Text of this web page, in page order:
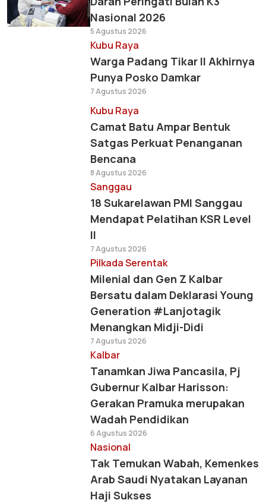
Nasional 2026
5 Agustus 2026
Kubu Raya
Warga Padang Tikar II Akhirnya
Punya Posko Damkar
7 Agustus 2026
Kubu Raya
Camat Batu Ampar Bentuk
Satgas Perkuat Penanganan
Bencana
8 Agustus 2026
Sanggau
18 Sukarelawan PMI Sanggau
Mendapat Pelatihan KSR Level
II
7 Agustus 2026
Pilkada Serentak
Milenial dan Gen Z Kalbar
Bersatu dalam Deklarasi Young
Generation #Lanjotagik
Menangkan Midji-Didi
7 Agustus 2026
Kalbar
Tanamkan Jiwa Pancasila, Pj
Gubernur Kalbar Harisson:
Gerakan Pramuka merupakan
Wadah Pendidikan
6 Agustus 2026
Nasional
Tak Temukan Wabah, Kemenkes
Arab Saudi Nyatakan Layanan
Haji Sukses